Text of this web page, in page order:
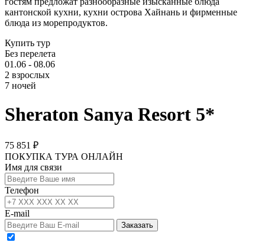
кантонской кухни, кухни острова Хайнань и фирменные
блюда из морепродуктов.
Купить тур
Без перелета
01.06 - 08.06
2 взрослых
7 ночей
Sheraton Sanya Resort 5*
75 851 ₽
ПОКУПКА ТУРА ОНЛАЙН
Имя для связи
Телефон
E-mail
Заказать